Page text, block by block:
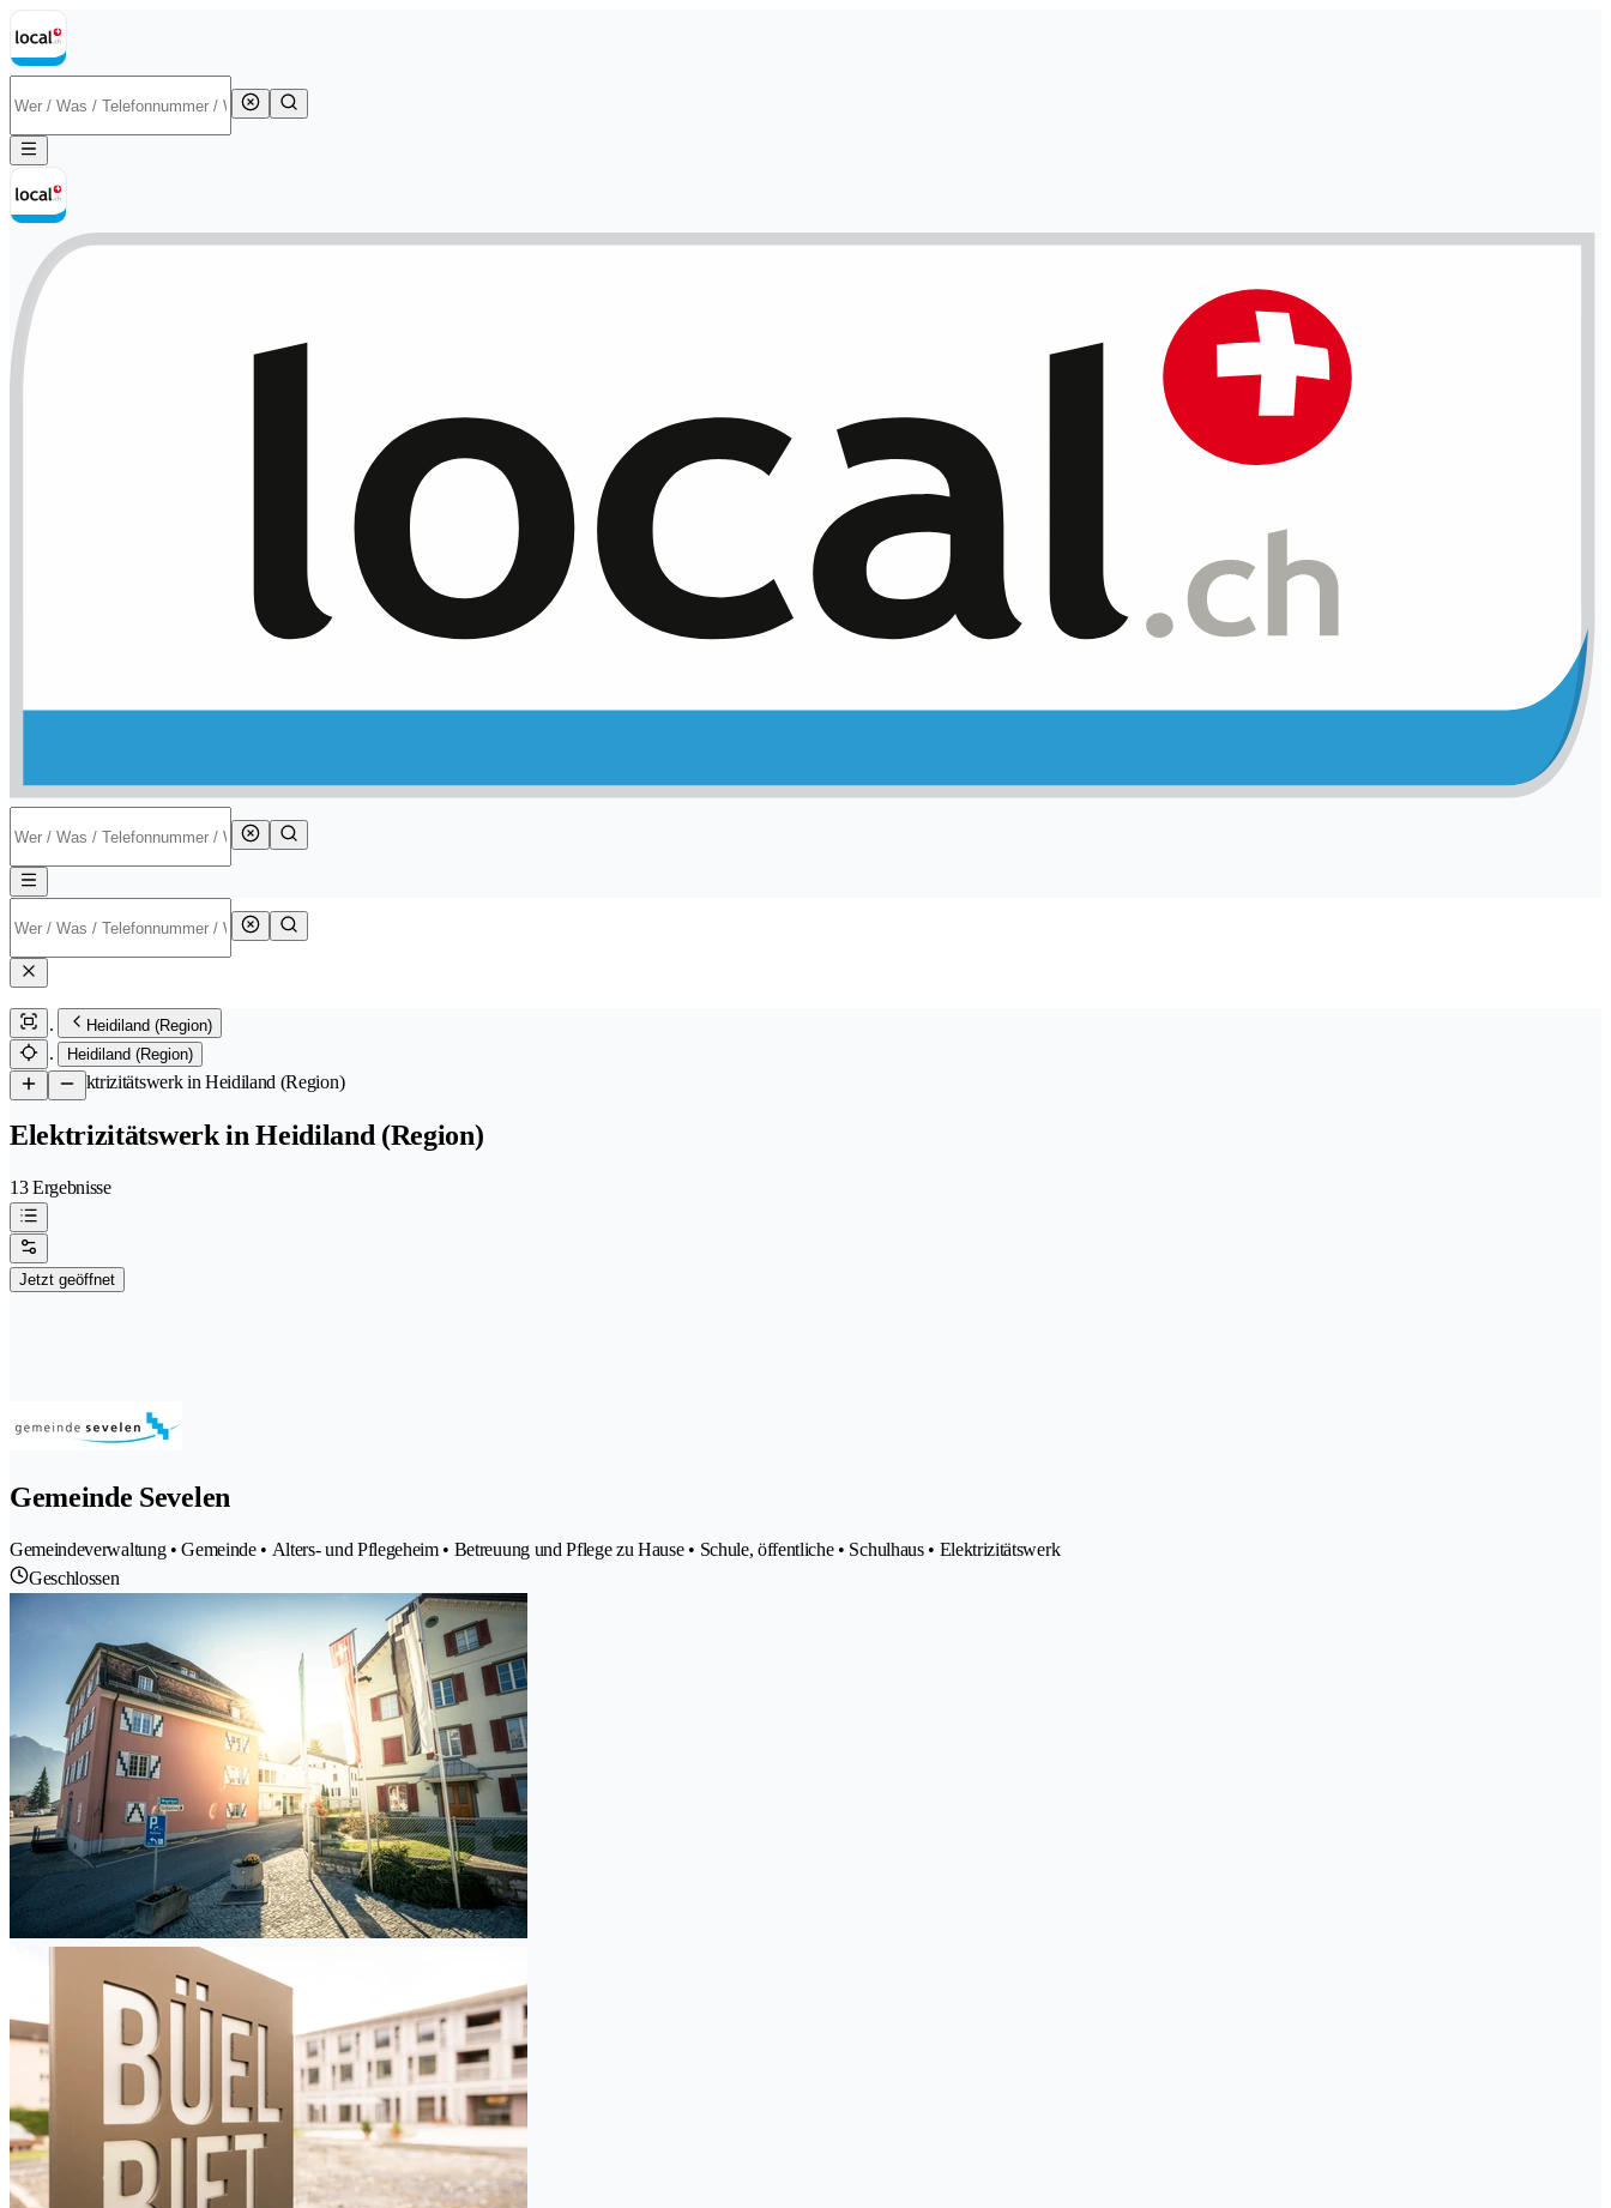
Heidiland (Region)
Heidiland (Region)
/Elektrizitätswerk in Heidiland (Region)
Elektrizitätswerk in Heidiland (Region)
13 Ergebnisse
Jetzt geöffnet
Gemeinde Sevelen
Gemeindeverwaltung • Gemeinde • Alters- und Pflegeheim • Betreuung und Pflege zu Hause • Schule, öffentliche • Schulhaus • Elektrizitätswerk
Geschlossen